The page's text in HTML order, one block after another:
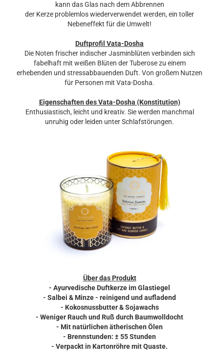
kann das Glas nach dem Abbrennen
der Kerze problemlos wiederverwendet werden, ein toller
Nebeneffekt für die Umwelt!
Duftprofil Vata-Dosha
Die Noten frischer indischer Jasminblüten verbinden sich
fabelhaft mit weißen Blüten der Tuberose zu einem
erhebenden und stressabbauenden Duft. Von großem Nutzen
für Personen mit Vata-Dosha.
Eigenschaften des Vata-Dosha (Konstitution)
Enthusiastisch, leicht und kreativ. Sie werden manchmal
unruhig oder leiden unter Schlafstörungen.
Über das Produkt
- Ayurvedische Duftkerze im Glastiegel
- Salbei & Minze - reinigend und aufladend
- Kokosnussbutter & Sojawachs
- Weniger Rauch und Ruß durch Baumwolldocht
- Mit natürlichen ätherischen Ölen
- Brennstunden: ± 55 Stunden
- Verpackt in Kartonröhre mit Quaste.